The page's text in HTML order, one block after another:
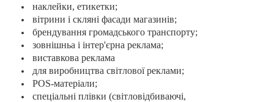
наклейки, етикетки;
вітрини і скляні фасади магазинів;
брендування громадського транспорту;
зовнішньа і інтер'єрна реклама;
виставкова реклама
для виробництва світлової реклами;
POS-матеріали;
спеціальні плівки (світловідбиваючі,